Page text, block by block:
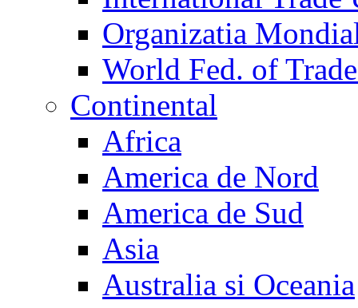
Organizatia
World Fed. of
Continental
Africa
America de Nord
America de Sud
Asia
Australia si Oceania